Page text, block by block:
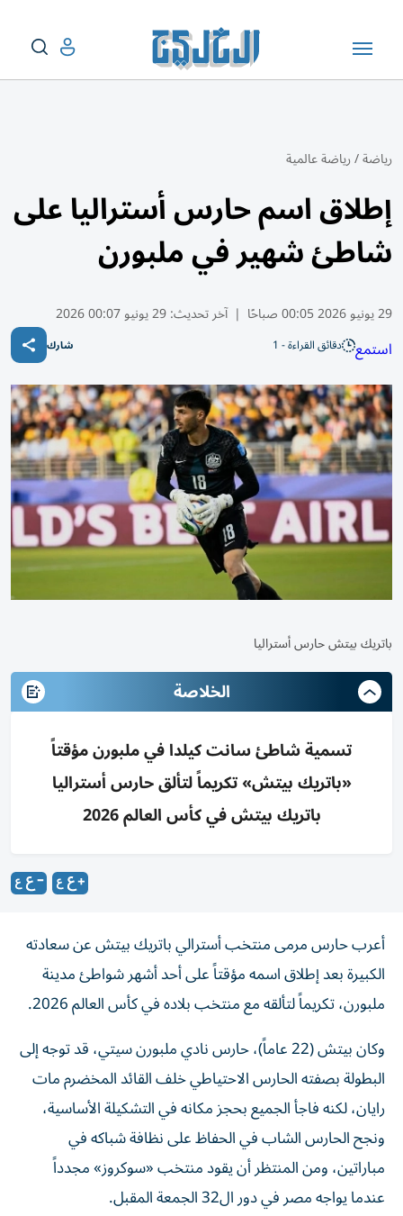
رياضة/رياضة عالمية
إطلاق اسم حارس أستراليا على
شاطئ شهير في ملبورن
29 يونيو 2026 00:05 صباحًا | آخر تحديث:29 يونيو 00:07 2026
استمع دقائق القراءة - 1 شارك
باتريك بيتش حارس أستراليا
الخلاصة
تسمية شاطئ سانت كيلدا في ملبورن مؤقتاً
«باتريك بيتش» تكريماً لتألق حارس أستراليا
باتريك بيتش في كأس العالم 2026
أعرب حارس مرمى منتخب أسترالي باتريك بيتش عن سعادته
الكبيرة بعد إطلاق اسمه مؤقتاً على أحد أشهر شواطئ مدينة
ملبورن، تكريماً لتألقه مع منتخب بلاده في كأس العالم 2026.
وكان بيتش (22 عاماً)، حارس نادي ملبورن سيتي، قد توجه إلى
البطولة بصفته الحارس الاحتياطي خلف القائد المخضرم مات
رايان، لكنه فاجأ الجميع بحجز مكانه في التشكيلة الأساسية،
ونجح الحارس الشاب في الحفاظ على نظافة شباكه في
مباراتين، ومن المنتظر أن يقود منتخب «سوكروز» مجدداً
عندما يواجه مصر في دور ال32 الجمعة المقبل.